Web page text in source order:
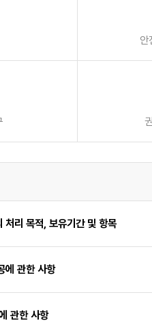
안
처리 목적, 보유기간 및 항목
에 관한 사항
관한 사항